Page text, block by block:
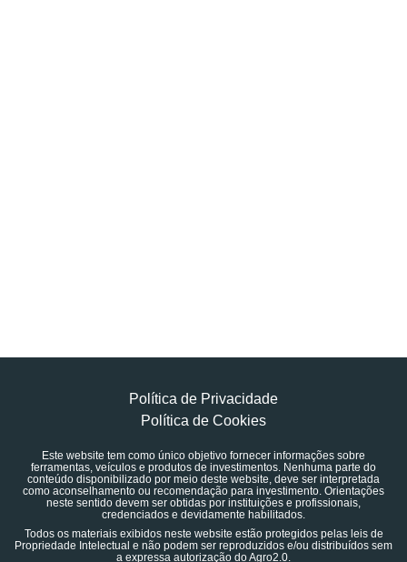
Política de Privacidade
Política de Cookies
Este website tem como único objetivo fornecer informações sobre
ferramentas, veículos e produtos de investimentos. Nenhuma parte do
conteúdo disponibilizado por meio deste website, deve ser interpretada
como aconselhamento ou recomendação para investimento. Orientações
neste sentido devem ser obtidas por instituições e profissionais,
credenciados e devidamente habilitados.
Todos os materiais exibidos neste website estão protegidos pelas leis de
Propriedade Intelectual e não podem ser reproduzidos e/ou distribuídos sem
a expressa autorização do Agro2.0.